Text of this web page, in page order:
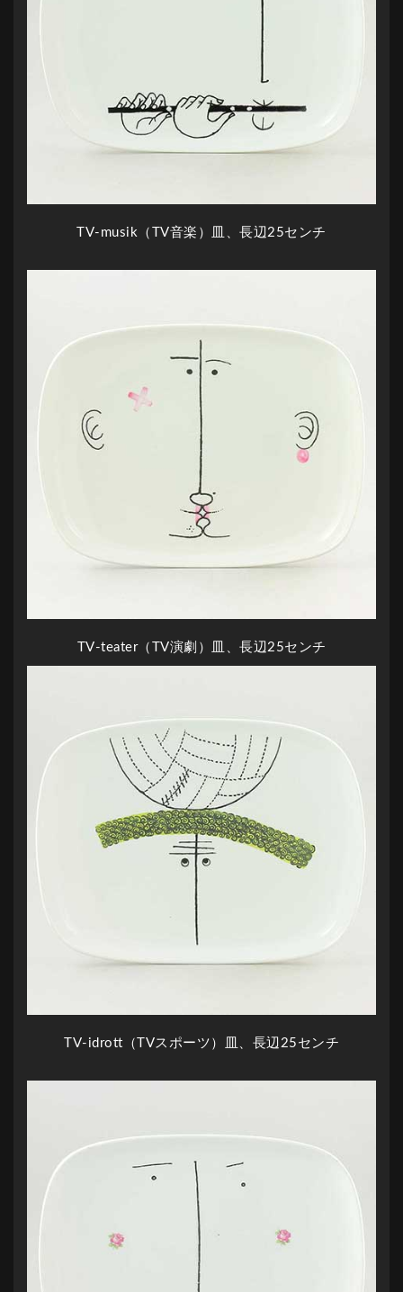
TV-musik（TV音楽）皿、長辺25センチ
TV-teater（TV演劇）皿、長辺25センチ
TV-idrott（TVスポーツ）皿、長辺25センチ